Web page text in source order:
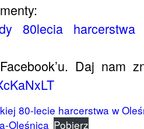
80lecia
Daj nam
80-lecie harcerstwa w
Oleśnica Pobierz